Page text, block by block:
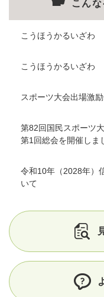
こん
こうほうかるいざわ
こうほうかるいざわ
スポーツ大会出場激
第82回国民スポーツ
第1回総会を開催しま
令和10年（2028年）
いて